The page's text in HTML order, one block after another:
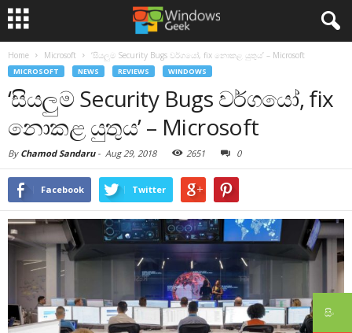
සිං
Home Microsoft ‘සියලුම Security Bugs වර්ගයෝ, fix නොකළ යුතුය’ – Microsoft
MICROSOFT NEWS REVIEWS WINDOWS
‘සියලුම Security Bugs වර්ගයෝ, fix
නොකළ යුතුය’ – Microsoft
By Chamod Sandaru- Aug 29, 2018 2651 0
Facebook Twitter